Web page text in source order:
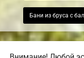
Бани из бруса с